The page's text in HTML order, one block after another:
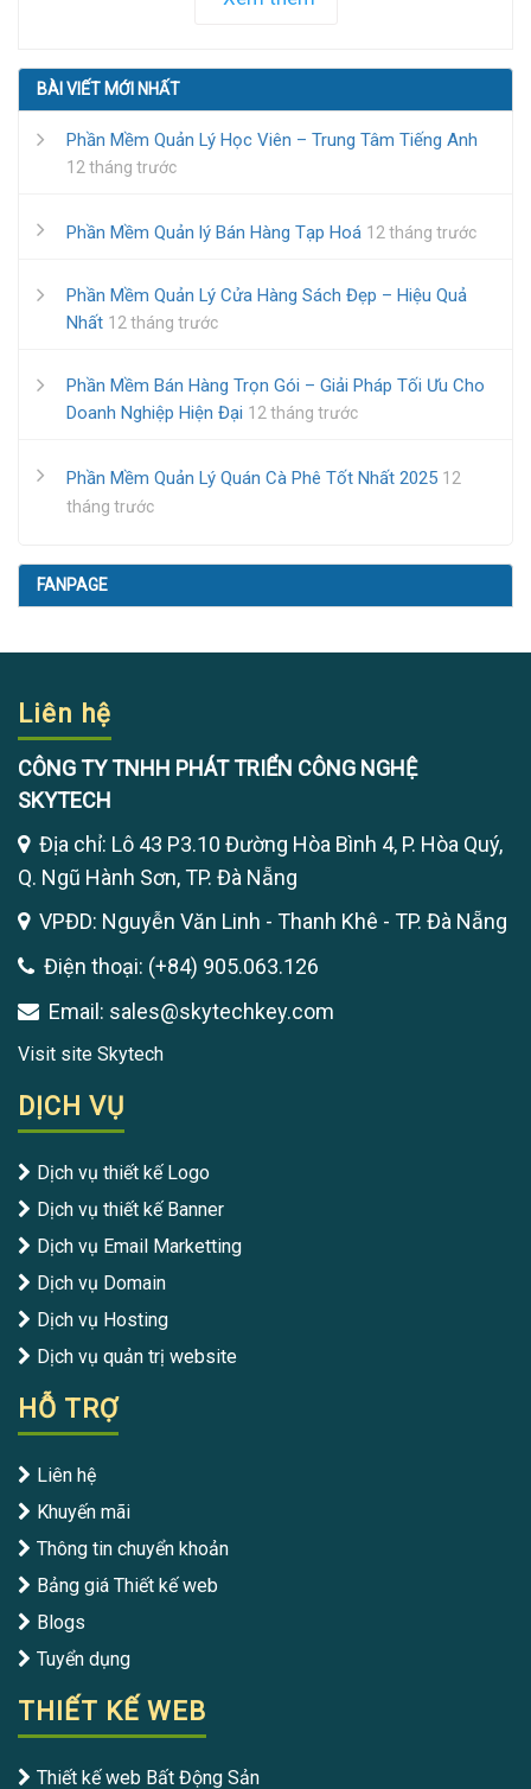
BÀI VIẾT MỚI NHẤT
Phần Mềm Quản Lý Học Viên – Trung Tâm Tiếng Anh
12 tháng trước
Phần Mềm Quản lý Bán Hàng Tạp Hoá 12 tháng trước
Phần Mềm Quản Lý Cửa Hàng Sách Đẹp – Hiệu Quả
Nhất 12 tháng trước
Phần Mềm Bán Hàng Trọn Gói – Giải Pháp Tối Ưu Cho
Doanh Nghiệp Hiện Đại 12 tháng trước
Phần Mềm Quản Lý Quán Cà Phê Tốt Nhất 2025 12
tháng trước
FANPAGE
Liên hệ
CÔNG TY TNHH PHÁT TRIỂN CÔNG NGHỆ
SKYTECH
Địa chỉ: Lô 43 P3.10 Đường Hòa Bình 4, P. Hòa Quý,
Q. Ngũ Hành Sơn, TP. Đà Nẵng
VPĐD: Nguyễn Văn Linh - Thanh Khê - TP. Đà Nẵng
Điện thoại: (+84) 905.063.126
Email: sales@skytechkey.com
Visit site Skytech
DỊCH VỤ
Dịch vụ thiết kế Logo
Dịch vụ thiết kế Banner
Dịch vụ Email Marketting
Dịch vụ Domain
Dịch vụ Hosting
Dịch vụ quản trị website
HỖ TRỢ
Liên hệ
Khuyến mãi
Thông tin chuyển khoản
Bảng giá Thiết kế web
Blogs
Tuyển dụng
THIẾT KẾ WEB
Thiết kế web Bất Động Sản